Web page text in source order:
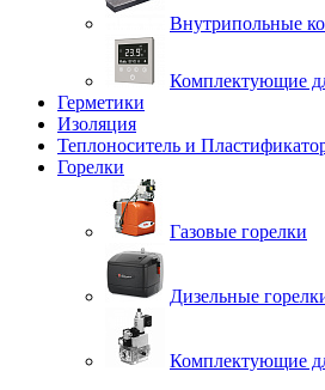
Внутрипольные
Комплектующие
Герметики
Изоляция
Теплоноситель и
Горелки
Газовые горелки
Дизельные
Комплектующие